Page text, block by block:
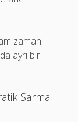
zamanı!
ayrı bir
Sarma